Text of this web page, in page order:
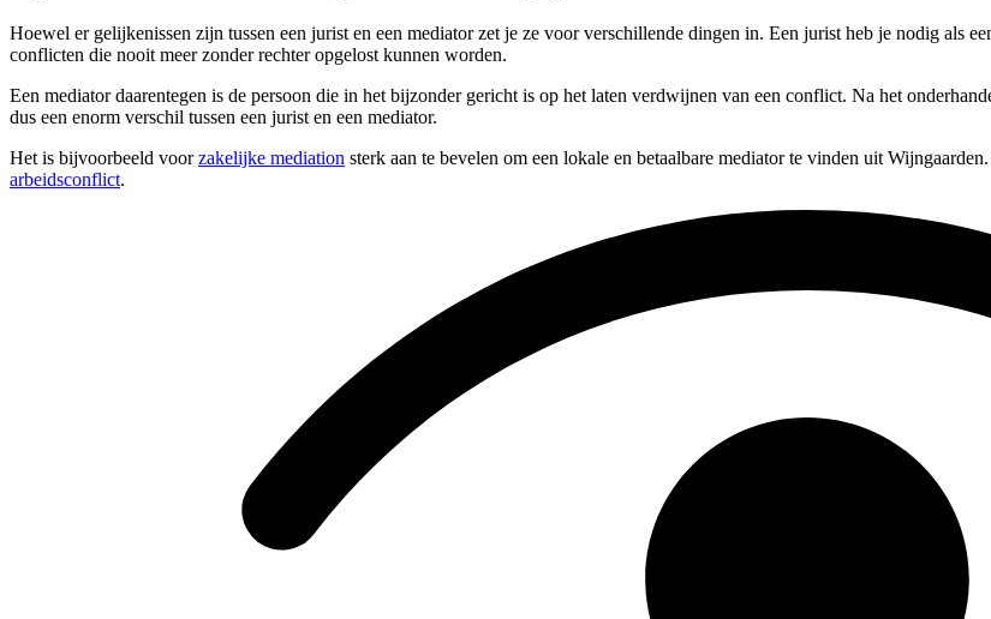
Hoewel er gelijkenissen zijn tussen een jurist en een mediator zet je ze voor verschillende dingen in. Een jurist heb je nodig als
conflicten die nooit meer zonder rechter opgelost kunnen worden.
Een mediator daarentegen is de persoon die in het bijzonder gericht is op het laten verdwijnen van een conflict. Na het
dus een enorm verschil tussen een jurist en een mediator.
Het is bijvoorbeeld voorzakelijke mediation sterk aan te bevelen om een lokale en betaalbare mediator te vinden uit
arbeidsconflict.